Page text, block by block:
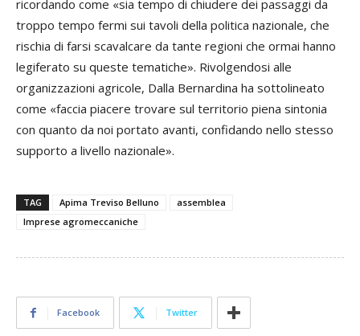
ricordando come «sia tempo di chiudere dei passaggi da
troppo tempo fermi sui tavoli della politica nazionale, che
rischia di farsi scavalcare da tante regioni che ormai hanno
legiferato su queste tematiche». Rivolgendosi alle
organizzazioni agricole, Dalla Bernardina ha sottolineato
come «faccia piacere trovare sul territorio piena sintonia
con quanto da noi portato avanti, confidando nello stesso
supporto a livello nazionale».
TAG Apima Treviso Belluno
assemblea
Imprese agromeccaniche
Facebook Twitter